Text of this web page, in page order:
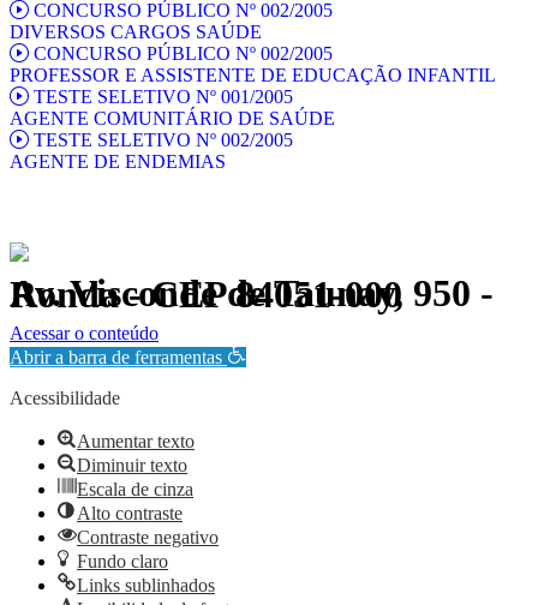
CONCURSO PÚBLICO Nº 002/2005
DIVERSOS CARGOS SAÚDE
CONCURSO PÚBLICO Nº 002/2005
PROFESSOR E ASSISTENTE DE EDUCAÇÃO INFANTIL
TESTE SELETIVO Nº 001/2005
AGENTE COMUNITÁRIO DE SAÚDE
TESTE SELETIVO Nº 002/2005
AGENTE DE ENDEMIAS
Av. Visconde de Taunay, 950 - Ronda - CEP 84051-000
Política de Privacidade.
Acessar o conteúdo
Abrir a barra de ferramentas
Acessibilidade
Aumentar texto
Diminuir texto
Escala de cinza
Alto contraste
Contraste negativo
Fundo claro
Links sublinhados